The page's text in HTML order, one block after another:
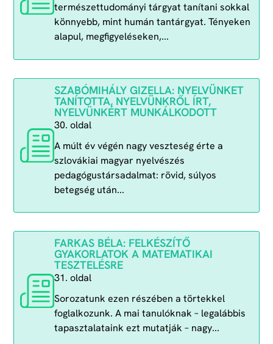
természettudományi tárgyat tanítani sokkal
könnyebb, mint humán tantárgyat. Tényeken
alapul, megfigyeléseken,...
SZABÓMIHÁLY GIZELLA: NYELVÜNKET
TANÍTOTTA, NYELVÜNKRŐL ÍRT,
NYELVÜNKÉRT MUNKÁLKODOTT
30. oldal
A múlt év végén nagy veszteség érte a
szlovákiai magyar nyelvészés
pedagógustársadalmat: rövid, súlyos
betegség után...
FARKAS BÉLA: FELKÉSZÍTŐ
GYAKORLATOK A MATEMATIKAI
TESZTELÉSRE
31. oldal
Sorozatunk ezen részében a törtekkel
foglalkozunk. A mai tanulóknak – legalábbis
tapasztalataink ezt mutatják – nagy...